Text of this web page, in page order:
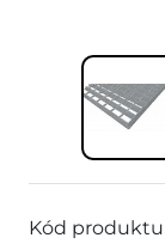
Kód produktu